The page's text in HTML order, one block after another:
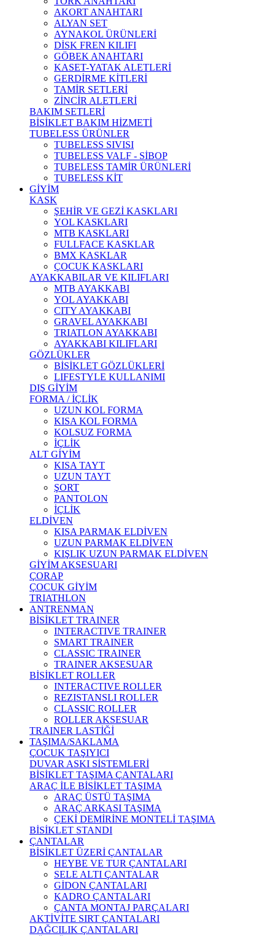
AKORT ANAHTARI
ALYAN SET
AYNAKOL ÜRÜNLERİ
DİSK FREN KILIFI
GÖBEK ANAHTARI
KASET-YATAK ALETLERİ
GERDİRME KİTLERİ
TAMİR SETLERİ
ZİNCİR ALETLERİ
BAKIM SETLERİ
BİSİKLET BAKIM HİZMETİ
TUBELESS ÜRÜNLER
TUBELESS SIVISI
TUBELESS VALF - SİBOP
TUBELESS TAMİR ÜRÜNLERİ
TUBELESS KİT
GİYİM
KASK
ŞEHİR VE GEZİ KASKLARI
YOL KASKLARI
MTB KASKLARI
FULLFACE KASKLAR
BMX KASKLAR
ÇOCUK KASKLARI
AYAKKABILAR VE KILIFLARI
MTB AYAKKABI
YOL AYAKKABI
CITY AYAKKABI
GRAVEL AYAKKABI
TRIATLON AYAKKABI
AYAKKABI KILIFLARI
GÖZLÜKLER
BİSİKLET GÖZLÜKLERİ
LIFESTYLE KULLANIMI
DIŞ GİYİM
FORMA / İÇLİK
UZUN KOL FORMA
KISA KOL FORMA
KOLSUZ FORMA
İÇLİK
ALT GİYİM
KISA TAYT
UZUN TAYT
ŞORT
PANTOLON
İÇLİK
ELDİVEN
KISA PARMAK ELDİVEN
UZUN PARMAK ELDİVEN
KIŞLIK UZUN PARMAK ELDİVEN
GİYİM AKSESUARI
ÇORAP
ÇOCUK GİYİM
TRIATHLON
ANTRENMAN
BİSİKLET TRAINER
INTERACTIVE TRAINER
SMART TRAINER
CLASSIC TRAINER
TRAINER AKSESUAR
BİSİKLET ROLLER
INTERACTIVE ROLLER
REZISTANSLI ROLLER
CLASSIC ROLLER
ROLLER AKSESUAR
TRAINER LASTİĞİ
TAŞIMA/SAKLAMA
ÇOCUK TAŞIYICI
DUVAR ASKI SİSTEMLERİ
BİSİKLET TAŞIMA ÇANTALARI
ARAÇ İLE BİSİKLET TAŞIMA
ARAÇ ÜSTÜ TAŞIMA
ARAÇ ARKASI TAŞIMA
ÇEKİ DEMİRİNE MONTELİ TAŞIMA
BİSİKLET STANDI
ÇANTALAR
BİSİKLET ÜZERİ ÇANTALAR
HEYBE VE TUR ÇANTALARI
SELE ALTI ÇANTALAR
GİDON ÇANTALARI
KADRO ÇANTALARI
ÇANTA MONTAJ PARÇALARI
AKTİVİTE SIRT ÇANTALARI
DAĞCILIK ÇANTALARI